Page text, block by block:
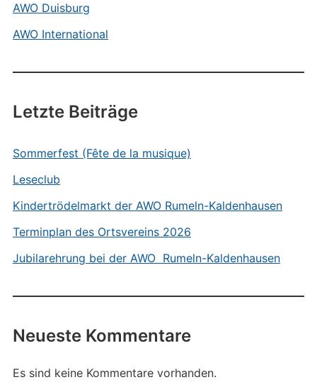
AWO Duisburg
AWO International
Letzte Beiträge
Sommerfest (Fête de la musique)
Leseclub
Kindertrödelmarkt der AWO Rumeln-Kaldenhausen
Terminplan des Ortsvereins 2026
Jubilarehrung bei der AWO Rumeln-Kaldenhausen
Neueste Kommentare
Es sind keine Kommentare vorhanden.